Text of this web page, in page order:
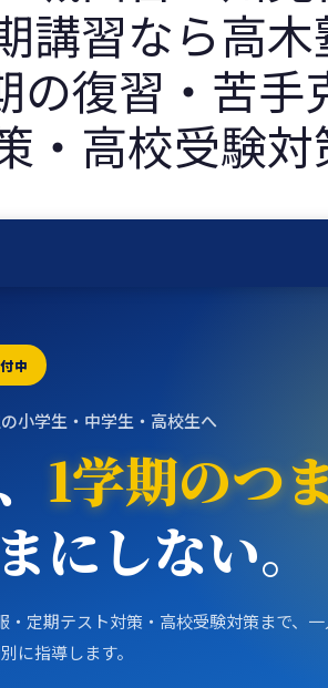
講習なら高
の復習・苦手
・高校受験
中
小学生・中学生・高校生へ
1学期のつ
にしない。
・定期テスト対策・高校受験対策まで、
に指導します。